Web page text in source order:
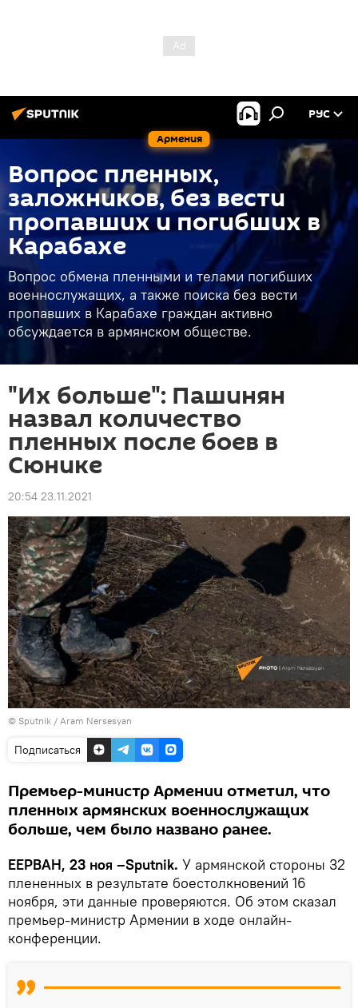
Армения
РУС
Вопрос пленных,
заложников, без вести
пропавших и погибших в
Карабахе
Вопрос обмена пленными и телами погибших
военнослужащих, а также поиска без вести
пропавших в Карабахе граждан активно
обсуждается в армянском обществе.
"Их больше": Пашинян
назвал количество
пленных после боев в
Сюнике
20:54 23.11.2021
© Sputnik / Aram Nersesyan
Подписаться
Премьер-министр Армении отметил, что
пленных армянских военнослужащих
больше, чем было названо ранее.
ЕЕРВАН, 23 ноя –Sputnik. У армянской стороны 32
плененных в результате боестолкновений 16
ноября, эти данные проверяются. Об этом сказал
премьер-министр Армении в ходе онлайн-
конференции.